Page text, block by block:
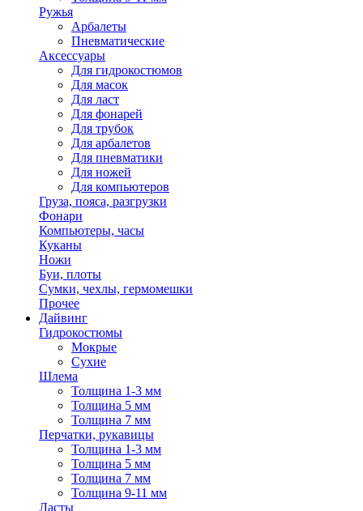
Ружья
Арбалеты
Пневматические
Аксессуары
Для гидрокостюмов
Для масок
Для ласт
Для фонарей
Для трубок
Для арбалетов
Для пневматики
Для ножей
Для компьютеров
Груза, пояса, разгрузки
Фонари
Компьютеры, часы
Куканы
Ножи
Буи, плоты
Сумки, чехлы, гермомешки
Прочее
Дайвинг
Гидрокостюмы
Мокрые
Сухие
Шлема
Толщина 1-3 мм
Толщина 5 мм
Толщина 7 мм
Перчатки, рукавицы
Толщина 1-3 мм
Толщина 5 мм
Толщина 7 мм
Толщина 9-11 мм
Ласты